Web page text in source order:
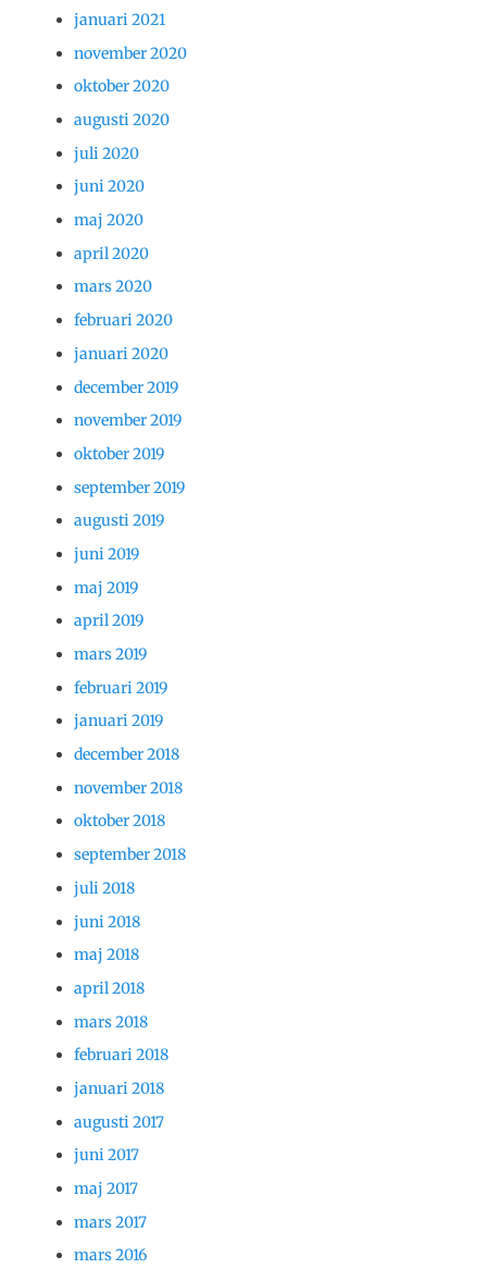
januari 2021
november 2020
oktober 2020
augusti 2020
juli 2020
juni 2020
maj 2020
april 2020
mars 2020
februari 2020
januari 2020
december 2019
november 2019
oktober 2019
september 2019
augusti 2019
juni 2019
maj 2019
april 2019
mars 2019
februari 2019
januari 2019
december 2018
november 2018
oktober 2018
september 2018
juli 2018
juni 2018
maj 2018
april 2018
mars 2018
februari 2018
januari 2018
augusti 2017
juni 2017
maj 2017
mars 2017
mars 2016